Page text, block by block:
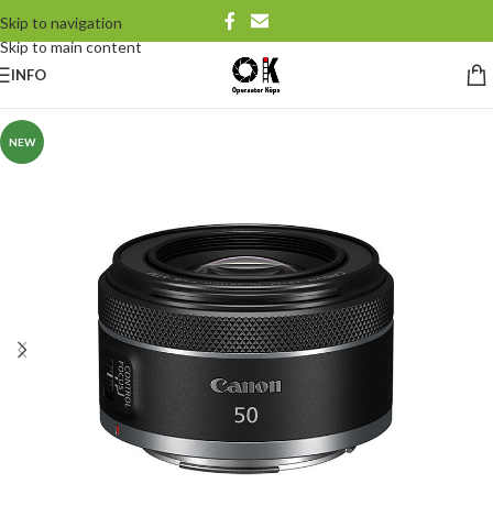
Skip to navigation
Skip to main content
INFO
NEW